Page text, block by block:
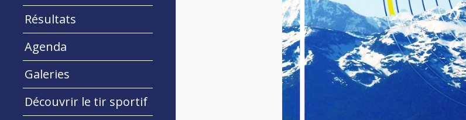
Résultats
Agenda
Galeries
Découvrir le tir sportif